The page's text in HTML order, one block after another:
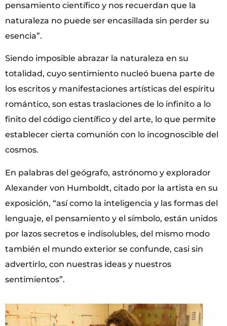
pensamiento científico y nos recuerdan que la
naturaleza no puede ser encasillada sin perder su
esencia”.
Siendo imposible abrazar la naturaleza en su
totalidad, cuyo sentimiento nucleó buena parte de
los escritos y manifestaciones artísticas del espíritu
romántico, son estas traslaciones de lo infinito a lo
finito del código científico y del arte, lo que permite
establecer cierta comunión con lo incognoscible del
cosmos.
En palabras del geógrafo, astrónomo y explorador
Alexander von Humboldt, citado por la artista en su
exposición, “así como la inteligencia y las formas del
lenguaje, el pensamiento y el símbolo, están unidos
por lazos secretos e indisolubles, del mismo modo
también el mundo exterior se confunde, casi sin
advertirlo, con nuestras ideas y nuestros
sentimientos”.